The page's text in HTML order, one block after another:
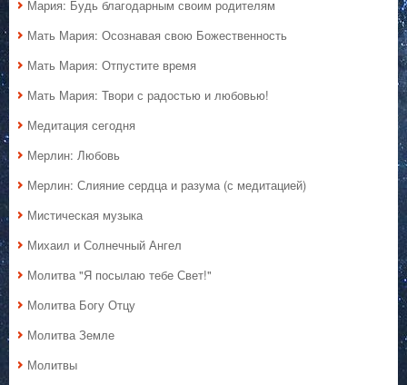
Мария: Будь благодарным своим родителям
Мать Мария: Осознавая свою Божественность
Мать Мария: Отпустите время
Мать Мария: Твори с радостью и любовью!
Медитация сегодня
Мерлин: Любовь
Мерлин: Слияние сердца и разума (с медитацией)
Мистическая музыка
Михаил и Солнечный Ангел
Молитва "Я посылаю тебе Свет!"
Молитва Богу Отцу
Молитва Земле
Молитвы